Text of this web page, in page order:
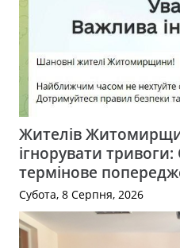
Жителів
ігнорувати
термінове
Субота, 8 Серпня, 2026